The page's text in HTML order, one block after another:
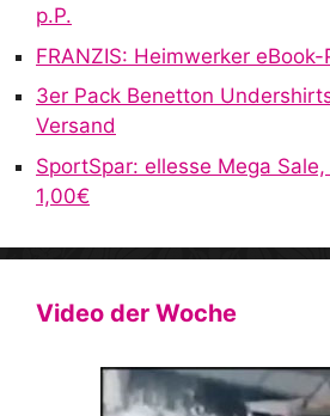
p.P.
FRANZIS: Heimwerker
3er Pack Benetton
Versand
SportSpar: ellesse Mega
1,00€
Video der Woche